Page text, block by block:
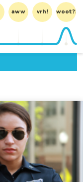
aww vrh! woot?!